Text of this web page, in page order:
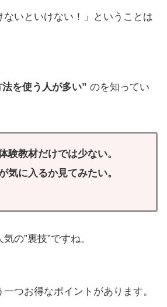
ないといけない！」ということは
を使う人が多い” のを知ってい
験教材だけでは少ない。
気に入るか見てみたい。
の”裏技”ですね。
つお得なポイントがあります。